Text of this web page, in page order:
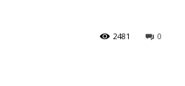
0
2481